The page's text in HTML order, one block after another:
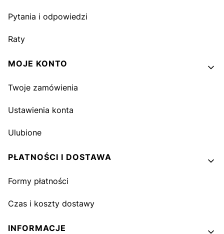
Pytania i odpowiedzi
Raty
MOJE KONTO
Twoje zamówienia
Ustawienia konta
Ulubione
PŁATNOŚCI I DOSTAWA
Formy płatności
Czas i koszty dostawy
INFORMACJE